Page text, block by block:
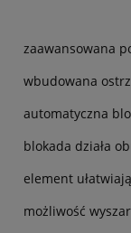
zaawansowana
wbudowana
automatyczna
blokada działa
element
możliwość